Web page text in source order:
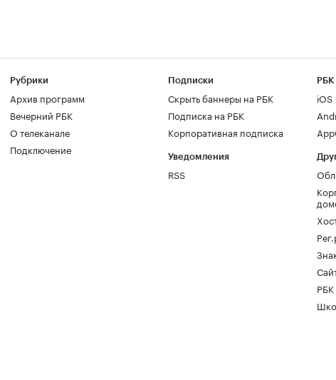
Рубрики
Архив программ
Вечерний РБК
О телеканале
Подключение
Подписки
Скрыть баннеры на РБК
Подписка на РБК
Корпоративная подписка
Уведомления
RSS
РБК
iOS